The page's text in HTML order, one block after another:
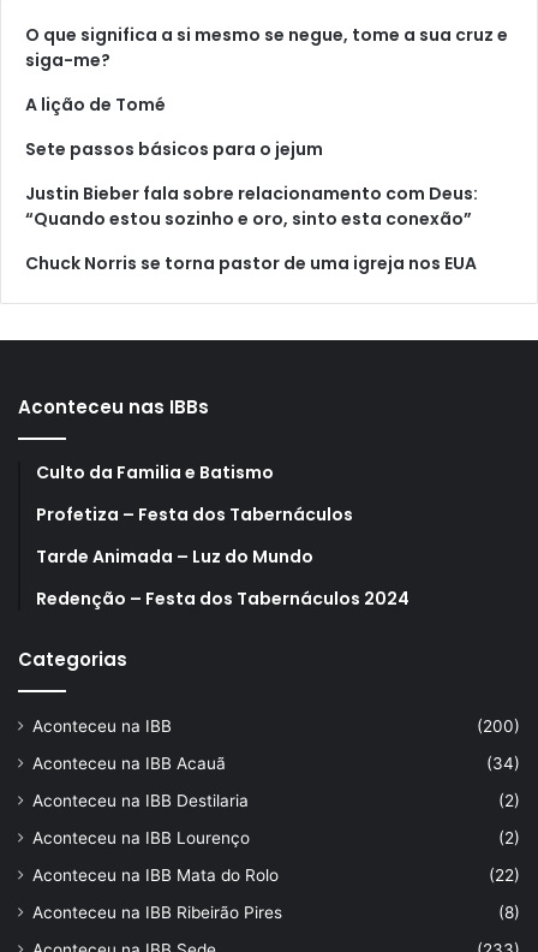
O que significa a si mesmo se negue, tome a sua cruz e
siga-me?
A lição de Tomé
Sete passos básicos para o jejum
Justin Bieber fala sobre relacionamento com Deus:
“Quando estou sozinho e oro, sinto esta conexão”
Chuck Norris se torna pastor de uma igreja nos EUA
Aconteceu nas IBBs
Culto da Familia e Batismo
Profetiza – Festa dos Tabernáculos
Tarde Animada – Luz do Mundo
Redenção – Festa dos Tabernáculos 2024
Categorias
Aconteceu na IBB
(200)
Aconteceu na IBB Acauã
(34)
Aconteceu na IBB Destilaria
(2)
Aconteceu na IBB Lourenço
(2)
Aconteceu na IBB Mata do Rolo
(22)
Aconteceu na IBB Ribeirão Pires
(8)